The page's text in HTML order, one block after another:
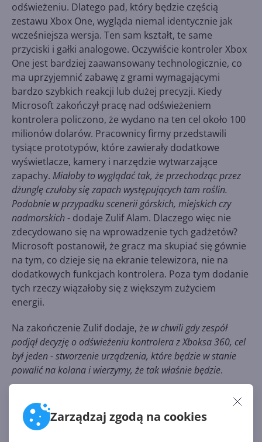
Zarządzaj zgodą na cookies
odświeżeniu. Dlatego pad, który będzie częścią
zestawu Xbox One, wygląda niemal identycznie jak
wcześniejsza wersja. Ten sam kształt, te same
przyciski i gałki analogowe. Oczywiście kontroler Xbox
One jest bardziej zaawansowany technologicznie, co
ma uprzyjemnić zabawę z grami wymagającymi
bardzo szybkich reakcji lub dużej precyzji. Kiedy
Microsoft zakończył pracę nad odświeżeniem
kontrolera policzono, że wydano na ten cel około 100
milionów dolarów. Pracownicy firmy przedstawili
tysiące prototypów, które zawierały dodatkowe
wyświetlacze, kamery i narzędzie wytwarzające
zapachy. Miałoby to wyglądać tak, że przechodząc przez
dżunglę czułoby się zapach występujących tam roślin.
Podobnie w przypadku scenerii górskich, miejskich czy
nadmorskich- dodaje Zulif Alam. Dlaczego więc nie
zdecydowano się na wprowadzenie tych gadżetów?
Microsoft postanowił, że gracz ma skupiać się gównie
na tym, co dzieje się na ekranie telewizora, nie na
dodatkowych funkcjach kontrolera. Poza tym dodanie
tych rzeczy wiązałoby się z większym zużyciem
energii.
Na zakończenie Zulif dodaje, że w chwili gdy zespół
podjął decyzję o odświeżeniu kontrolera z Xboksa 360, cel
był jeden - stworzenie urządzenia, które będzie w stanie
powalić na kolana i wierzymy, że tak właśnie będzie.
Źródło:
http://venturebeat.com/2013/11/18/the-xbox-one-